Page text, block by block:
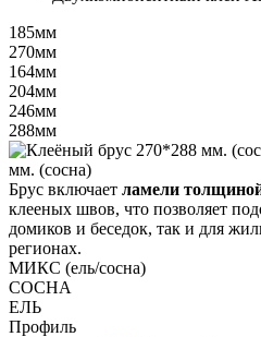
185мм
270мм
164мм
204мм
246мм
288мм
мм. (сосна)
Брус включает ламели
клееных швов, что позволяет
домиков и беседок, так и для
регионах.
МИКС (ель/сосна)
СОСНА
ЕЛЬ
Профиль